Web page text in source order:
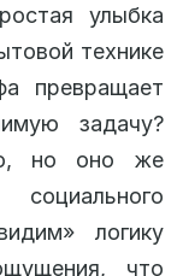
улыбка
технике
превращает
задачу?
но оно же
логику
что